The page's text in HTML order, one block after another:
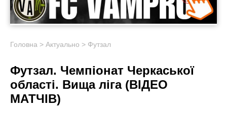
Головна > Актуально > Футзал
Футзал. Чемпіонат Черкаської
області. Вища ліга (ВІДЕО
МАТЧІВ)